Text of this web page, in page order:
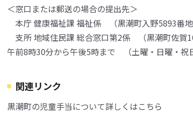
＜窓口または郵送の場合の提出先＞
本庁 健康福祉課 福祉係 （黒潮町入野5893番地
支所 地域住民課 総合窓口第2係 （黒潮町佐賀
午前8時30分から午後5時まで （土曜・日曜・祝
関連リンク
黒潮町の児童手当について詳しくはこちら